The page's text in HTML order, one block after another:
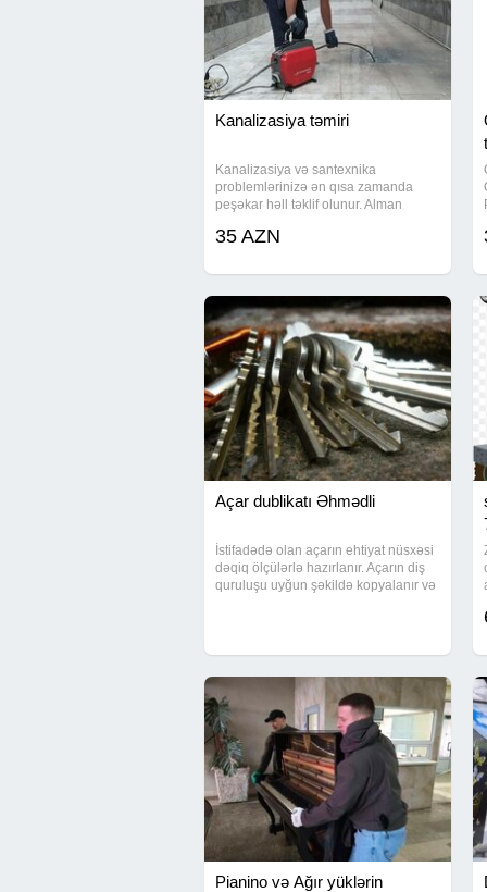
Kanalizasiya təmiri
Kanalizasiya və santexnika
problemlərinizə ən qısa zamanda
peşəkar həll təklif olunur. Alman
avadanlıqlar vasitəsilə tıxanmış
şəkildə açılır. Yəni
35 AZN
Açar dublikatı Əhmədli
İstifadədə olan açarın ehtiyat nüsxəsi
dəqiq ölçülərlə hazırlanır. Açarın diş
quruluşu uyğun şəkildə kopyalanır və
Pianino və Ağır yüklərin